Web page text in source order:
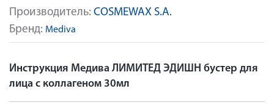
Производитель: COSMEWAX S.A.
Бренд: Mediva
Инструкция Медива ЛИМИТЕД ЭДИШН бустер для
лица с коллагеном 30мл